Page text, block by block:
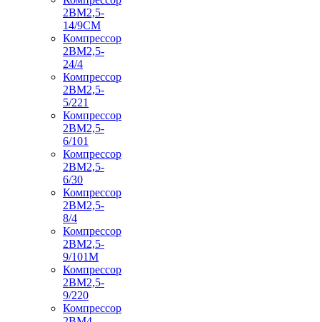
2ВМ2,5-
14/9СМ
Компрессор
2ВМ2,5-
24/4
Компрессор
2ВМ2,5-
5/221
Компрессор
2ВМ2,5-
6/101
Компрессор
2ВМ2,5-
6/30
Компрессор
2ВМ2,5-
8/4
Компрессор
2ВМ2,5-
9/101М
Компрессор
2ВМ2,5-
9/220
Компрессор